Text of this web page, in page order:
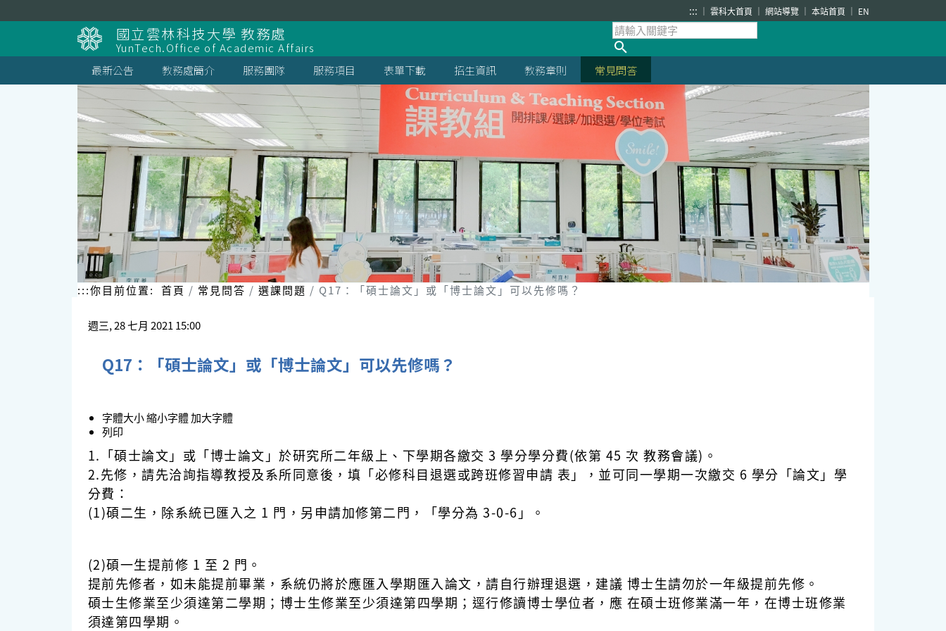
到
主
要
內
容
區
::: 雲科大首頁 網站導覽 本站首頁 EN
國立雲林科技大學 教務處
YunTech.Office of Academic Affairs
最新公告
教務處簡介 服務團隊 服務項目 表單下載 招生資訊 教務章則 常見問答
:::你目前位置: 首頁 常見問答 選課問題 Q17：「碩士論文」或「博士論文」可以先修嗎？
週三, 28 七月 2021 15:00
Q17：「碩士論文」或「博士論文」可以先修嗎？
字體大小縮小字體加大字體
列印
1.「碩士論文」或「博士論文」於研究所二年級上、下學期各繳交 3 學分學分費(依第 45 次 教務會議)。
2.先修，請先洽詢指導教授及系所同意後，填「必修科目退選或跨班修習申請 表」，並可同一學期一次繳交 6 學分「論文」學
分費：
(1)碩二生，除系統已匯入之 1 門，另申請加修第二門，「學分為 3-0-6」。
(2)碩一生提前修 1 至 2 門。
提前先修者，如未能提前畢業，系統仍將於應匯入學期匯入論文，請自行辦理退選，建議 博士生請勿於一年級提前先修。
碩士生修業至少須達第二學期；博士生修業至少須達第四學期；逕行修讀博士學位者，應 在碩士班修業滿一年，在博士班修業
須達第四學期。